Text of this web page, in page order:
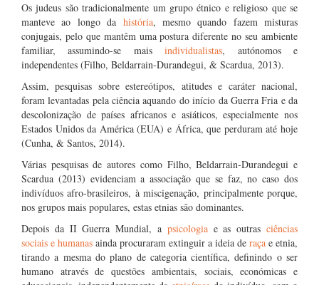
Os judeus são tradicionalmente um grupo étnico e religioso que se
manteve ao longo da história, mesmo quando fazem misturas
conjugais, pelo que mantêm uma postura diferente no seu ambiente
familiar, assumindo-se maisindividualistas, autónomos e
independentes (Filho, Beldarrain-Durandegui, & Scardua, 2013).
Assim, pesquisas sobre estereótipos, atitudes e caráter nacional,
foram levantadas pela ciência aquando do início da Guerra Fria e da
descolonização de países africanos e asiáticos, especialmente nos
Estados Unidos da América (EUA) e África, que perduram até hoje
(Cunha, & Santos, 2014).
Várias pesquisas de autores como Filho, Beldarrain-Durandegui e
Scardua (2013) evidenciam a associação que se faz, no caso dos
indivíduos afro-brasileiros, à miscigenação, principalmente porque,
nos grupos mais populares, estas etnias são dominantes.
Depois da II Guerra Mundial, a psicologiae as outrasciências
sociais e humanas ainda procuraram extinguir a ideia de raça e etnia,
tirando a mesma do plano de categoria científica, definindo o ser
humano através de questões ambientais, sociais, económicas e